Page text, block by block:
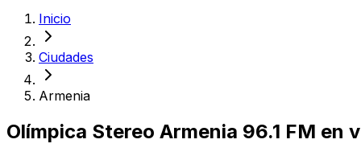
Inicio
Ciudades
Armenia
Olímpica Stereo Armenia 96.1 FM en